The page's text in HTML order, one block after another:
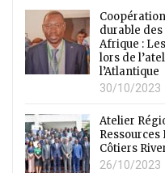
durable
Afrique :
lors de
l’Atlantique
30/10/2023
Atelier
Côtiers
26/10/2023